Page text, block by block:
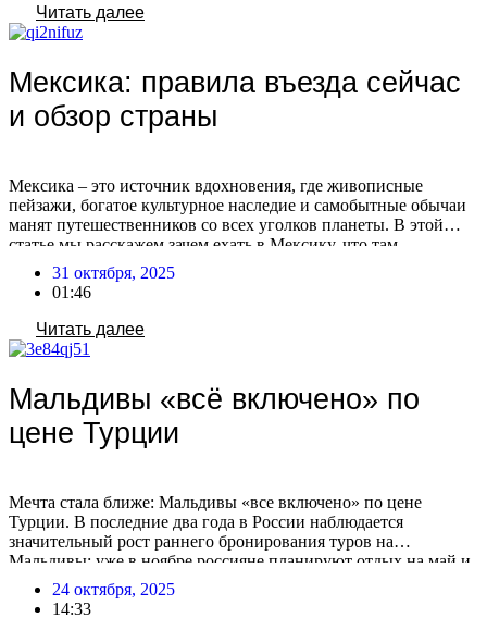
расширенным пакетом услуг, стремясь к максимальному
комфорту и предсказуемости […]
Читать далее
Мексика: правила въезда сейчас
и обзор страны
Мексика – это источник вдохновения, где живописные
пейзажи, богатое культурное наследие и самобытные обычаи
манят путешественников со всех уголков планеты. В этой
статье мы расскажем зачем ехать в Мексику, что там
посмотреть, нужна ли виза сейчас и как лететь в эту страну.
Зачем ехать в Мексику Мексика – популярное туристическое
направление, предлагающее отдых на пляжах […]
31 октября, 2025
01:46
Читать далее
Мальдивы «всё включено» по
цене Турции
Мечта стала ближе: Мальдивы «все включено» по цене
Турции. В последние два года в России наблюдается
значительный рост раннего бронирования туров на
Мальдивы: уже в ноябре россияне планируют отдых на май и
лето. На Мальдивах появляются отели, предлагающие сервис
в стиле турецких, по сопоставимым или даже более низким
ценам! Сезонные различия в составе отдыхающих Есть […]
24 октября, 2025
14:33